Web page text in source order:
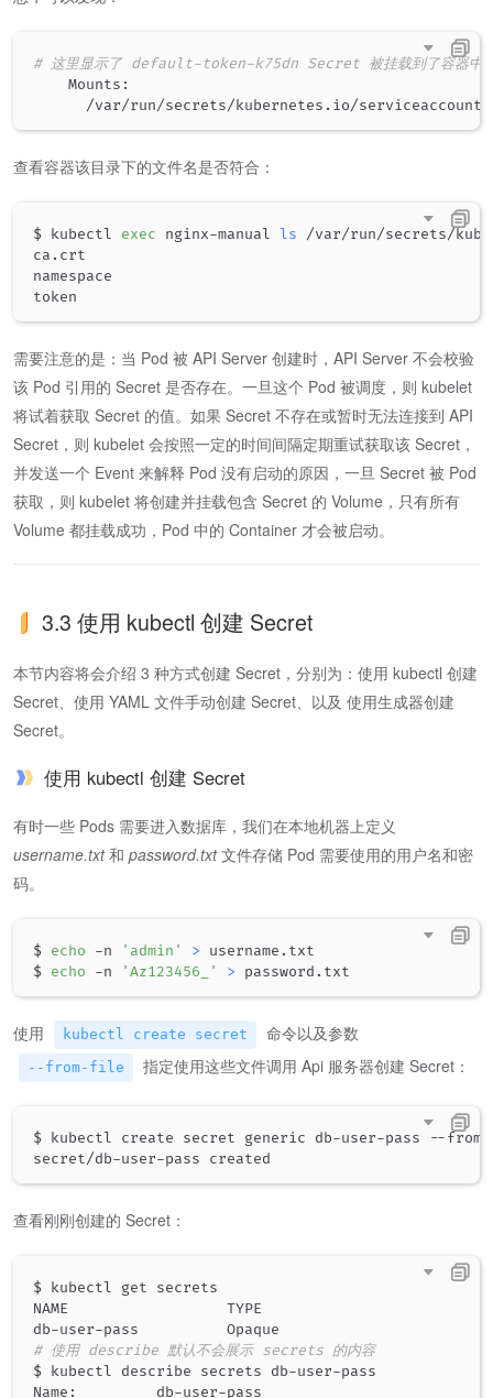
# 这里显示了 default-token-k75dn Secret 被挂载到了容
    Mounts:
/var/run/secrets/kubernetes.io/
查看容器该目录下的文件名是否符合：
$ kubectl exec nginx-manual ls /var/run/secrets/
ca.crt
namespace
需要注意的是：当 Pod 被 API Server 创建时，API Server 不会校验
该 Pod 引用的 Secret 是否存在。一旦这个 Pod 被调度，则 kubelet
将试着获取 Secret 的值。如果 Secret 不存在或暂时无法连接到 API
Secret，则 kubelet 会按照一定的时间间隔定期重试获取该 Secret，
并发送一个 Event 来解释 Pod 没有启动的原因，一旦 Secret 被 Pod
获取，则 kubelet 将创建并挂载包含 Secret 的 Volume，只有所有
Volume 都挂载成功，Pod 中的 Container 才会被启动。
3.3 使用 kubectl 创建 Secret
本节内容将会介绍 3 种方式创建 Secret，分别为：使用 kubectl 创建
Secret、使用 YAML 文件手动创建 Secret、以及 使用生成器创建
Secret。
使用 kubectl 创建 Secret
有时一些 Pods 需要进入数据库，我们在本地机器上定义
username.txt和 password.txt文件存储 Pod 需要使用的用户名和密
码。
$ echo -n 'admin' > username.txt
$ echo -n 'Az123456_' >
使用 kubectl create secret 命令以及参数
--from-file 指定使用这些文件调用 Api 服务器创建 Secret：
$ kubectl create secret generic db-user-pass --
查看刚刚创建的 Secret：
$ kubectl get secrets
NAME                  TYPE
db-user-pass
# 使用 describe 默认不会展示 secrets 的内容
$ kubectl describe secrets db-user-pass
Name:         db-user-pass